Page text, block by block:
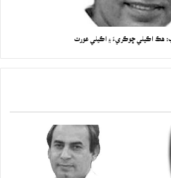
ھڪ اڪيلي ڇوڪريءَ ۽ اڪيلي عورت